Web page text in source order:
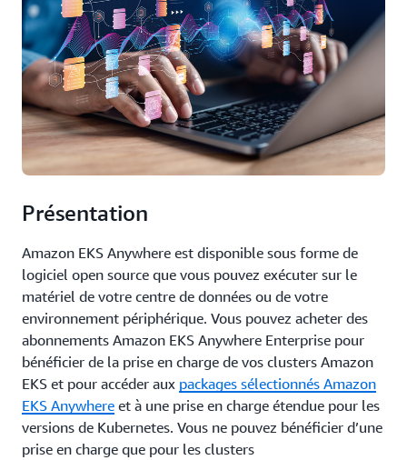
Présentation
Amazon EKS Anywhere est disponible sous forme de
logiciel open source que vous pouvez exécuter sur le
matériel de votre centre de données ou de votre
environnement périphérique. Vous pouvez acheter des
abonnements Amazon EKS Anywhere Enterprise pour
bénéficier de la prise en charge de vos clusters Amazon
EKS et pour accéder aux packages sélectionnés Amazon
EKS Anywhere et à une prise en charge étendue pour les
versions de Kubernetes. Vous ne pouvez bénéficier d’une
prise en charge que pour les clusters